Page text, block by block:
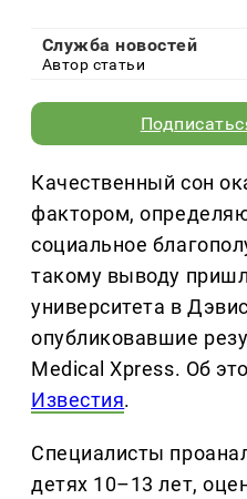
Служба новостей
Автор статьи
Качественный сон
фактором,
социальное
такому выводу
университета в
опубликовавшие
Medical Xpress. Об
Известия.
Специалисты
детях 10–13 лет,